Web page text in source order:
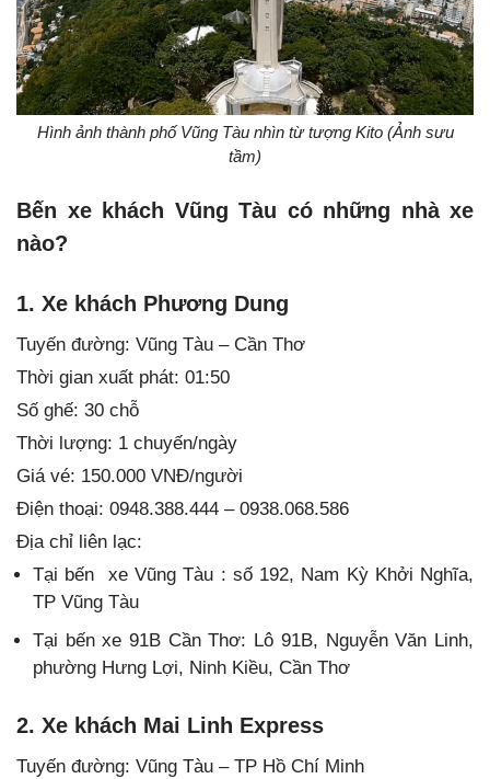
Hình ảnh thành phố Vũng Tàu nhìn từ tượng Kito (Ảnh sưu
tầm)
Bến xe khách Vũng Tàu có những nhà xe
nào?
1. Xe khách Phương Dung
Tuyến đường: Vũng Tàu – Cần Thơ
Thời gian xuất phát: 01:50
Số ghế: 30 chỗ
Thời lượng: 1 chuyến/ngày
Giá vé: 150.000 VNĐ/người
Điện thoại: 0948.388.444 – 0938.068.586
Địa chỉ liên lạc:
Tại bến xe Vũng Tàu : số 192, Nam Kỳ Khởi Nghĩa,
TP Vũng Tàu
Tại bến xe 91B Cần Thơ: Lô 91B, Nguyễn Văn Linh,
phường Hưng Lợi, Ninh Kiều, Cần Thơ
2. Xe khách Mai Linh Express
Tuyến đường: Vũng Tàu – TP Hồ Chí Minh